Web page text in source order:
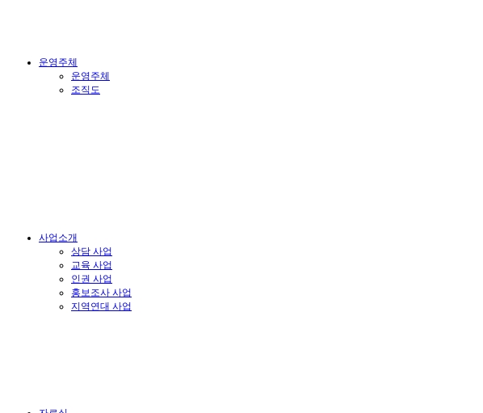
운영주체
운영주체
조직도
사업소개
상담 사업
교육 사업
인권 사업
홍보조사 사업
지역연대 사업